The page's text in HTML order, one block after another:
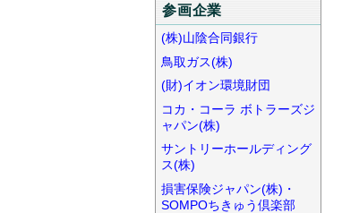
参画企業
(株)山陰合同銀行
鳥取ガス(株)
(財)イオン環境財団
コカ・コーラ ボトラーズジ
ャパン(株)
サントリーホールディング
ス(株)
損害保険ジャパン(株)・
SOMPOちきゅう倶楽部